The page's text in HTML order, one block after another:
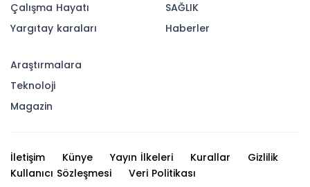
Çalışma Hayatı
Yargıtay karaları
SAĞLIK
Haberler
Araştırmalara
Teknoloji
Magazin
İletişim Künye Yayın İlkeleri Kurallar
Gizlilik
Kullanıcı Sözleşmesi
Veri Politikası